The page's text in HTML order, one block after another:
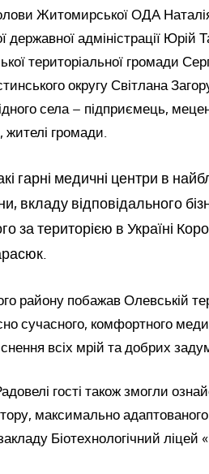
Житомирської ОДА
державної адміністрації
територіальної громади
округу Світлана
села – підприємець,
громади.
гарні медичні центри в
вкладу відповідального
за територією в Україні
району побажав Олевській
сучасного, комфортного
всіх мрій та добрих
гості також змогли
максимально
Біотехнологічний ліцей